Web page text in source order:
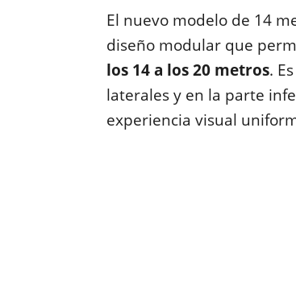
El nuevo modelo de 14
diseño modular que
los 14 a los 20 metros.
laterales y en la parte
experiencia visual